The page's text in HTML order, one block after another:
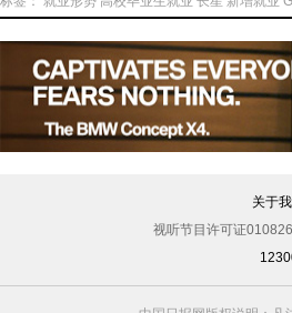
关于
视听节目许可证